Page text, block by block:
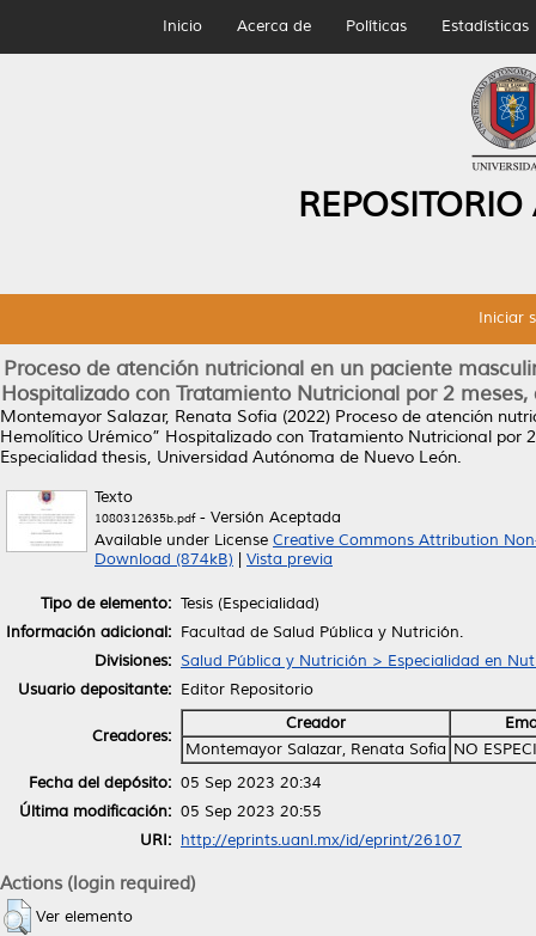
Inicio Acerca de Políticas Estadísticas
Iniciar
Proceso de atención nutricional en un paciente
Hospitalizado con Tratamiento Nutricional por 2
Montemayor Salazar, Renata Sofia (2022) Proceso de atención
Hemolítico Urémico” Hospitalizado con Tratamiento Nutricional
Especialidad thesis, Universidad Autónoma de Nuevo León.
Texto
1080312635b.pdf- Versión Aceptada
Available under License Creative Commons Attribution
Download (874kB)
Vista previa
Tipo de elemento: Tesis (Especialidad)
Información adicional: Facultad de Salud Pública y Nutrición.
Divisiones: Salud Pública y Nutrición > Especialidad en
Usuario depositante: Editor Repositorio
Creadores:
Creador
Montemayor Salazar, Renata Sofia NO
Fecha del depósito: 05 Sep 2023 20:34
Última modificación: 05 Sep 2023 20:55
URI: http://eprints.uanl.mx/id/eprint/26107
Actions (login required)
Ver elemento